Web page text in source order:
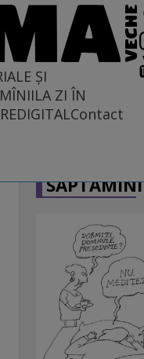
ȘI
LA ZI ÎN
DIGITALContact